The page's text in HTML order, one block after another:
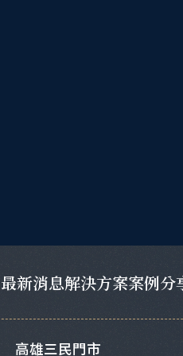
最新消息 案例分
解決方案
高雄三民門市